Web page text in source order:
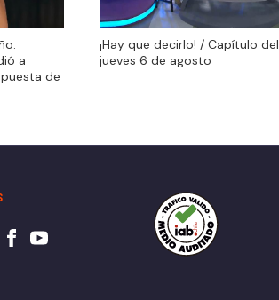
a
de
¡Hay que decirlo! / Capítulo del
jueves 6 de agosto
¡Hay que decirlo! / Capítulo del
jueves 6 de agosto